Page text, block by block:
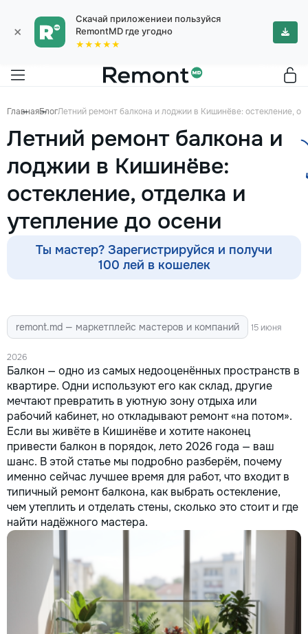
×
Скачай приложениеи пользуйся
RemontMD где угодно
★★★★★
ГлавнаяБлогЛетний ремонт балкона и лоджии в Кишинёве: остекление,
Летний ремонт балкона и
лоджии в Кишинёве:
остекление, отделка и
утепление до осени
Ты мастер? Зарегистрируйся и получи
100 лей в кошелек
remont.md — маркетплейс мастеров и компаний 15 июня
2026
Балкон — одно из самых недооценённых пространств в
квартире. Одни используют его как склад, другие
мечтают превратить в уютную зону отдыха или
рабочий кабинет, но откладывают ремонт «на потом».
Если вы живёте в Кишинёве и хотите наконец
привести балкон в порядок, лето 2026 года — ваш
шанс. В этой статье мы подробно разберём, почему
именно сейчас лучшее время для работ, что входит в
типичный ремонт балкона, как выбрать остекление,
чем утеплить и отделать стены, сколько это стоит и где
найти надёжного мастера.